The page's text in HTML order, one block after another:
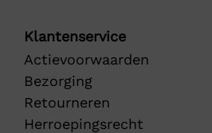
Klantenservice
Actievoorwaarden
Bezorging
Retourneren
Herroepingsrecht